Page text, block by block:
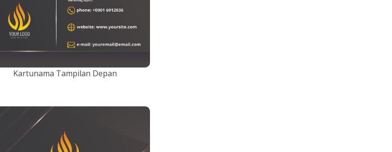
Kartunama Tampilan Depan